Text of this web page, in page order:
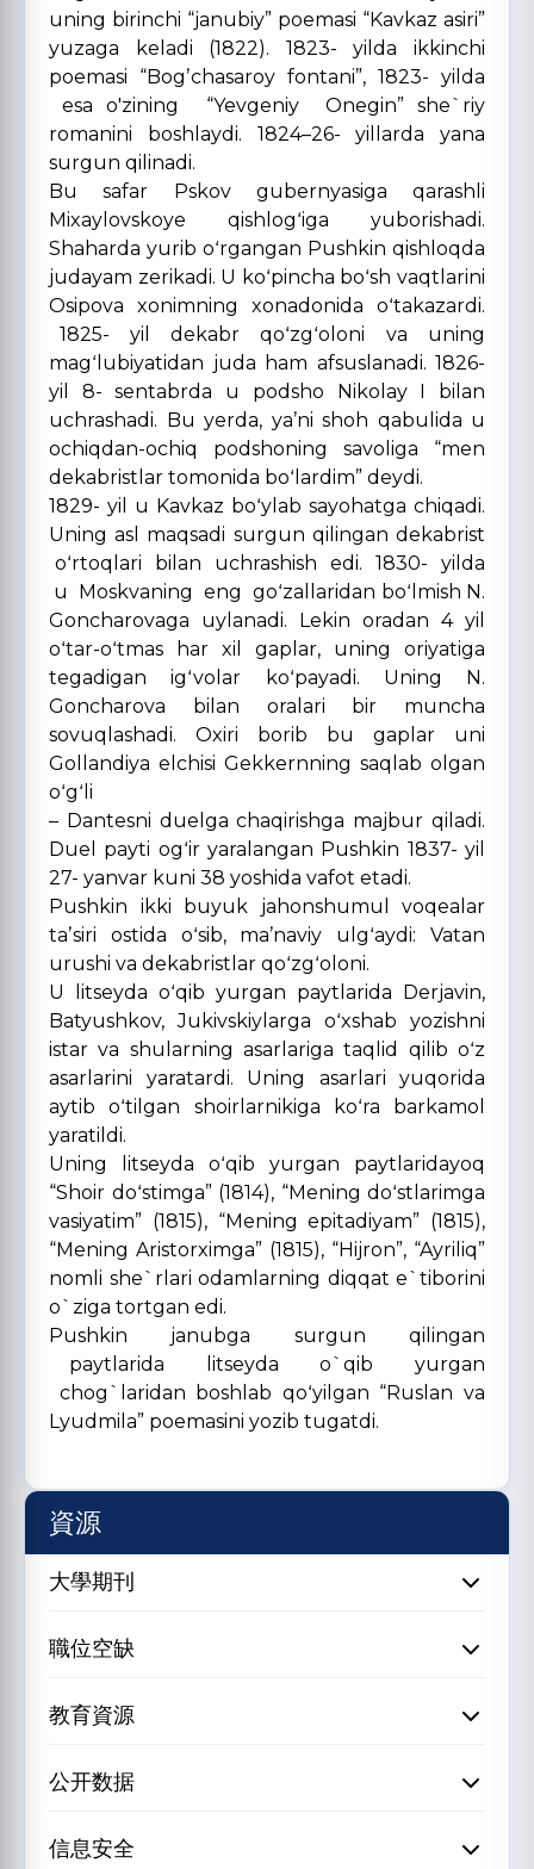
uning birinchi “janubiy” poemasi “Kavkaz asiri”
yuzaga keladi (1822). 1823- yilda ikkinchi
poemasi “Bogʼchasaroy fontani”, 1823- yilda
esa o'zining “Yevgeniy Onegin” she`riy
romanini boshlaydi. 1824–26- yillarda yana
surgun qilinadi.
Bu safar Pskov gubernyasiga qarashli
Mixaylovskoye qishlogʻiga yuborishadi.
Shaharda yurib oʻrgangan Pushkin qishloqda
judayam zerikadi. U koʻpincha boʻsh vaqtlarini
Osipova xonimning xonadonida oʻtakazardi.
1825- yil dekabr qoʻzgʻoloni va uning
magʻlubiyatidan juda ham afsuslanadi. 1826-
yil 8- sentabrda u podsho Nikolay I bilan
uchrashadi. Bu yerda, yaʼni shoh qabulida u
ochiqdan-ochiq podshoning savoliga “men
dekabristlar tomonida boʻlardim” deydi.
1829- yil u Kavkaz boʻylab sayohatga chiqadi.
Uning asl maqsadi surgun qilingan dekabrist
oʻrtoqlari bilan uchrashish edi. 1830- yilda
u Moskvaning eng goʻzallaridan boʻlmish N.
Goncharovaga uylanadi. Lekin oradan 4 yil
oʻtar-oʻtmas har xil gaplar, uning oriyatiga
tegadigan igʻvolar koʻpayadi. Uning N.
Goncharova bilan oralari bir muncha
sovuqlashadi. Oxiri borib bu gaplar uni
Gollandiya elchisi Gekkernning saqlab olgan
oʻgʻli
– Dantesni duelga chaqirishga majbur qiladi.
Duel payti ogʻir yaralangan Pushkin 1837- yil
27- yanvar kuni 38 yoshida vafot etadi.
Pushkin ikki buyuk jahonshumul voqealar
taʼsiri ostida oʻsib, maʼnaviy ulgʻaydi: Vatan
urushi va dekabristlar qoʻzgʻoloni.
U litseyda oʻqib yurgan paytlarida Derjavin,
Batyushkov, Jukivskiylarga oʻxshab yozishni
istar va shularning asarlariga taqlid qilib oʻz
asarlarini yaratardi. Uning asarlari yuqorida
aytib oʻtilgan shoirlarnikiga koʻra barkamol
yaratildi.
Uning litseyda oʻqib yurgan paytlaridayoq
“Shoir doʻstimga” (1814), “Mening doʻstlarimga
vasiyatim” (1815), “Mening epitadiyam” (1815),
“Mening Aristorximga” (1815), “Hijron”, “Ayriliq”
nomli she`rlari odamlarning diqqat e`tiborini
o`ziga tortgan edi.
Pushkin janubga surgun qilingan
paytlarida litseyda o`qib yurgan
chog`laridan boshlab qoʻyilgan “Ruslan va
Lyudmila” poemasini yozib tugatdi.
資源
大學期刊
職位空缺
教育資源
公开数据
信息安全